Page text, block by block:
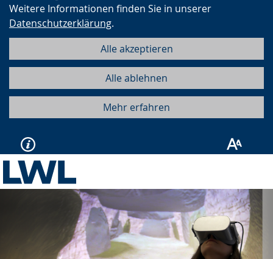
Weitere Informationen finden Sie in unserer
Datenschutzerklärung.
Alle akzeptieren
Alle ablehnen
Mehr erfahren
Vorherige